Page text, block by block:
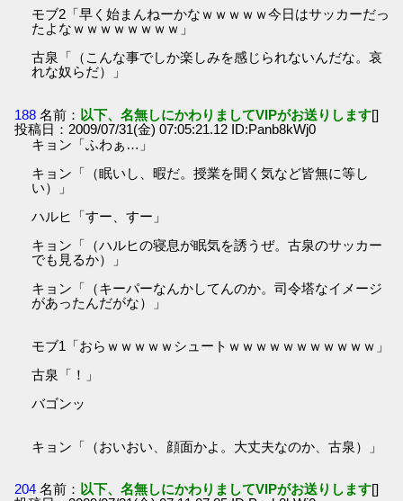
モブ2「早く始まんねーかなｗｗｗｗｗ今日はサッカーだっ
たよなｗｗｗｗｗｗｗｗ」
古泉「（こんな事でしか楽しみを感じられないんだな。哀
れな奴らだ）」
188 名前： 以下、名無しにかわりましてVIPがお送りします[]
投稿日：2009/07/31(金) 07:05:21.12 ID:Panb8kWj0
キョン「ふわぁ…」
キョン「（眠いし、暇だ。授業を聞く気など皆無に等し
い）」
ハルヒ「すー、すー」
キョン「（ハルヒの寝息が眠気を誘うぜ。古泉のサッカー
でも見るか）」
キョン「（キーパーなんかしてんのか。司令塔なイメージ
があったんだがな）」
モブ1「おらｗｗｗｗｗシュートｗｗｗｗｗｗｗｗｗｗｗ」
古泉「！」
バゴンッ
キョン「（おいおい、顔面かよ。大丈夫なのか、古泉）」
204 名前： 以下、名無しにかわりましてVIPがお送りします[]